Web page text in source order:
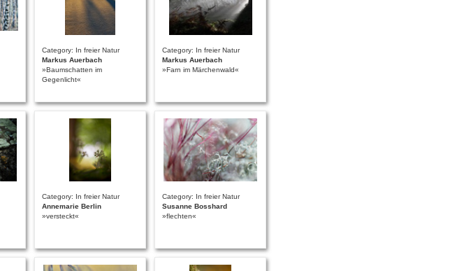
Category: In freier Natur
Markus Auerbach
»Baumschatten im
Gegenlicht«
Category: In freier Natur
Markus Auerbach
»Farn im Märchenwald«
Category: In freier Natur
Annemarie Berlin
»versteckt«
Category: In freier Natur
Susanne Bosshard
»flechten«